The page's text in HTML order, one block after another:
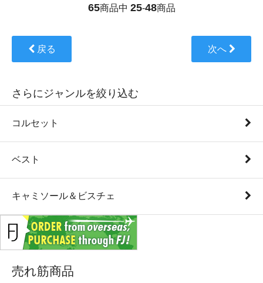
65商品中 25-48商品
戻る 次へ
さらにジャンルを絞り込む
コルセット
ベスト
キャミソール＆ビスチェ
売れ筋商品